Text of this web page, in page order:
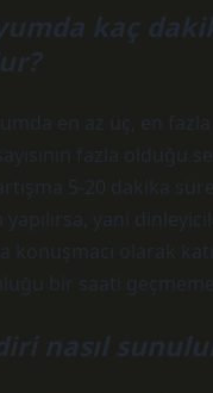
kaç
en az üç, en fazla
fazla olduğu
5-20 dakika
yani
konuşmacı olarak
bir saati
nasıl